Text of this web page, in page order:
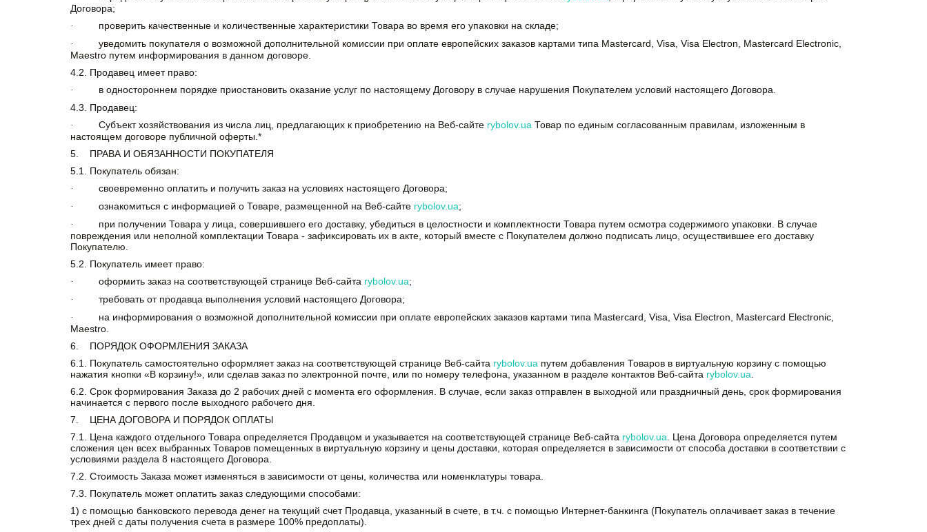
Договора;
· проверить качественные и количественные характеристики Товара во время его упаковки на складе;
·
уведомить покупателя о возможной дополнительной комиссии при оплате европейских заказов картами типа Mastercard, Visa, Visa Electron, Mastercard Electronic,
Maestro путем информирования в данном договоре.
4.2. Продавец имеет право:
·
в одностороннем порядке приостановить оказание услуг по настоящему Договору в случае нарушения Покупателем условий настоящего Договора.
4.3. Продавец:
· Субъект хозяйствования из числа лиц, предлагающих к приобретению на Веб-сайте rybolov.ua Товар по единым согласованным правилам, изложенным в
настоящем договоре публичной оферты.*
5. ПРАВА И ОБЯЗАННОСТИ ПОКУПАТЕЛЯ
5.1. Покупатель обязан:
· своевременно оплатить и получить заказ на условиях настоящего Договора;
· ознакомиться с информацией о Товаре, размещенной на Веб-сайте rybolov.ua;
·
при получении Товара у лица, совершившего его доставку, убедиться в целостности и комплектности Товара путем осмотра содержимого упаковки. В случае
повреждения или неполной комплектации Товара - зафиксировать их в акте, который вместе с Покупателем должно подписать лицо, осуществившее его доставку
Покупателю.
5.2. Покупатель имеет право:
· оформить заказ на соответствующей странице Веб-сайта rybolov.ua;
· требовать от продавца выполнения условий настоящего Договора;
·
на информирования о возможной дополнительной комиссии при оплате европейских заказов картами типа Mastercard, Visa, Visa Electron, Mastercard Electronic,
Maestro.
6. ПОРЯДОК ОФОРМЛЕНИЯ ЗАКАЗА
6.1. Покупатель самостоятельно оформляет заказ на соответствующей странице Веб-сайта rybolov.ua путем добавления Товаров в виртуальную корзину с помощью
нажатия кнопки «В корзину!», или сделав заказ по электронной почте, или по номеру телефона, указанном в разделе контактов Веб-сайта rybolov.ua
6.2. Срок формирования Заказа до 2 рабочих дней с момента его оформления. В случае, если заказ отправлен в выходной или праздничный день, срок формирования
начинается с первого после выходного рабочего дня.
7. ЦЕНА ДОГОВОРА И ПОРЯДОК ОПЛАТЫ
7.1. Цена каждого отдельного Товара определяется Продавцом и указывается на соответствующей странице Веб-сайта rybolov.ua . Цена Договора определяется путем
сложения цен всех выбранных Товаров помещенных в виртуальную корзину и цены доставки, которая определяется в зависимости от способа доставки в соответствии с
условиями раздела 8 настоящего Договора.
7.2. Стоимость Заказа может изменяться в зависимости от цены, количества или номенклатуры товара.
7.3. Покупатель может оплатить заказ следующими способами:
1) с помощью банковского перевода денег на текущий счет Продавца, указанный в счете, в т.ч. с помощью Интернет-банкинга (Покупатель оплачивает заказ в течение
трех дней с даты получения счета в размере 100% предоплаты).